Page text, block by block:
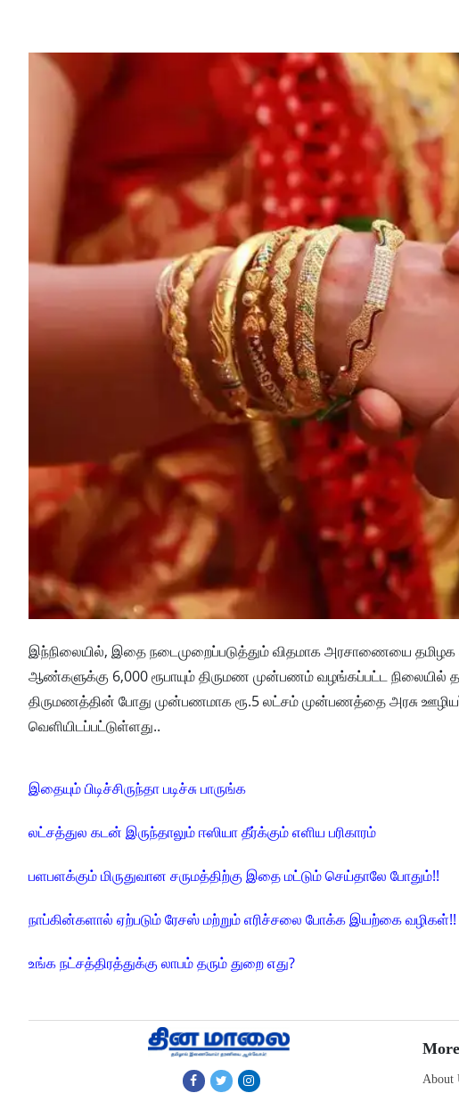
இந்நிலையில், இதை நடைமுறைப்படுத்தும் விதமாக அரசாணையை தமிழக
ஆண்களுக்கு 6,000 ரூபாயும் திருமண முன்பணம் வழங்கப்பட்ட நிலையில்
திருமணத்தின் போது முன்பணமாக ரூ.5 லட்சம் முன்பணத்தை அரசு
வெளியிடப்பட்டுள்ளது..
இதையும் பிடிச்சிருந்தா படிச்சு பாருங்க
லட்சத்துல கடன் இருந்தாலும் ஈஸியா தீர்க்கும் எளிய பரிகாரம்
பளபளக்கும் மிருதுவான சருமத்திற்கு இதை மட்டும் செய்தாலே போதும்!!
நாப்கின்களால் ஏற்படும் ரேசஸ் மற்றும் எரிச்சலை போக்க இயற்கை வழிகள்!!
உங்க நட்சத்திரத்துக்கு லாபம் தரும் துறை எது?
About